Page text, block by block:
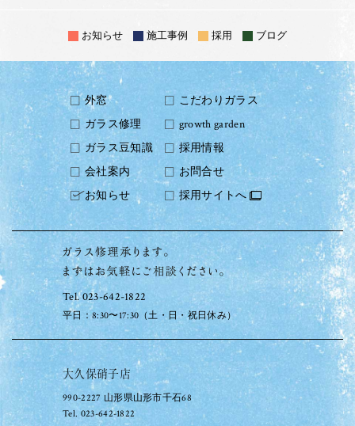
お知らせ 施工事例 採用 ブログ
外窓
こだわりガラス
ガラス修理
growth garden
ガラス豆知識
採用情報
会社案内
お問合せ
お知らせ
採用サイトへ
Tel. 023-642-1822
平日：8:30〜17:30（土・日・祝日休み）
大久保硝子店
990-2227 山形県山形市千石68
Tel. 023-642-1822